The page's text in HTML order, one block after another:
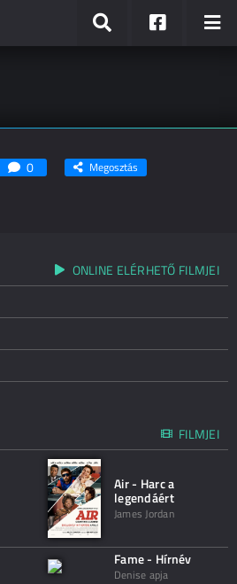
0 Megosztás
ONLINE ELÉRHETŐ FILMJEI
FILMJEI
Air - Harc a
legendáért
James Jordan
Fame - Hírnév
Denise apja